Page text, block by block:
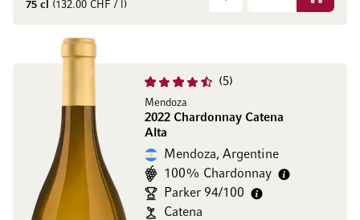
75 cl (132.00 CHF / l)
5
Mendoza
2022 Chardonnay Catena
Alta
Mendoza, Argentine
100% Chardonnay
Parker 94/100
Catena